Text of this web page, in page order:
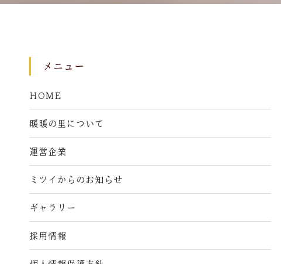
メニュー
HOME
暖暖の里について
運営企業
ミツイからのお知らせ
ギャラリー
採用情報